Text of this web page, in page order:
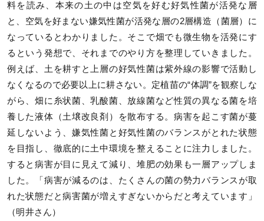
料を読み、本来の土の中は空気を好む好気性菌が活発な層
と、空気を好まない嫌気性菌が活発な層の2層構造（菌層）に
なっているとわかりました。そこで畑でも微生物を活発にす
るという発想で、それまでのやり方を整理していきました。
例えば、土を耕すと上層の好気性菌は紫外線の影響で活動し
なくなるので必要以上に耕さない。定植苗の“体調”を観察しな
がら、畑に糸状菌、乳酸菌、放線菌など性質の異なる菌を培
養した液体（土壌改良剤）を散布する。病害を起こす菌が蔓
延しないよう、嫌気性菌と好気性菌のバランスがとれた状態
を目指し、徹底的に土中環境を整えることに注力しました。
すると病害が目に見えて減り、堆肥の効果も一層アップしま
した。「病害が減るのは、たくさんの菌の勢力バランスが取
れた状態だと病害菌が増えすぎないからだと考えています」
（明井さん）